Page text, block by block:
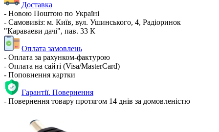
Доставка
- Новою Поштою по Україні
- Самовивіз: м. Київ, вул. Ушинського, 4, Радіоринок
"Караваеви дачі", пав. 33 К
Оплата замовлень
- Оплата за рахунком-фактурою
- Оплата на сайті (Visa/MasterCard)
- Поповнення картки
Гарантії. Повернення
- Повернення товару протягом 14 днів за домовленістю